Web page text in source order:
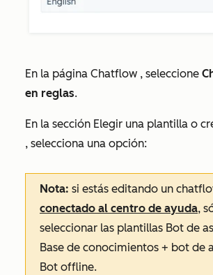
En la página Chatflow , seleccione
en reglas.
En la sección Elegir una plantilla o
, selecciona una opción:
Nota: si estás editando un
conectado al centro de ayuda,
seleccionar las plantillas Bot de
Base de conocimientos + bot de
Bot offline.